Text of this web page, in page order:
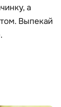
а
Выпекай